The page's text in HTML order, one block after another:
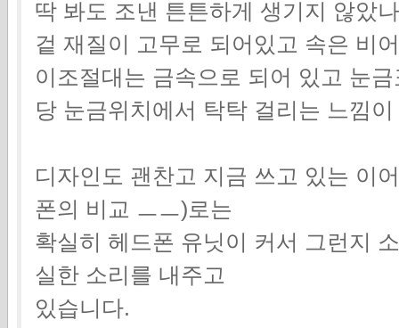
딱 봐도 조낸 튼튼하게 생기지 않았
겉 재질이 고무로 되어있고 속은 비
이조절대는 금속으로 되어 있고 눈
당 눈금위치에서 탁탁 걸리는 느낌
디자인도 괜찬고 지금 쓰고 있는 이
폰의 비교 ㅡㅡ)로는
확실히 헤드폰 유닛이 커서 그런지
실한 소리를 내주고
있습니다.